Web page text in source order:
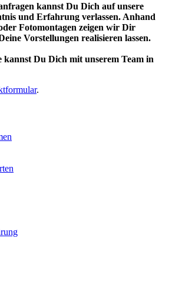
kannst Du Dich auf unsere
und Erfahrung verlassen. Anhand
Fotomontagen zeigen wir Dir
Vorstellungen realisieren lassen.
kannst Du Dich mit unserem Team in
.